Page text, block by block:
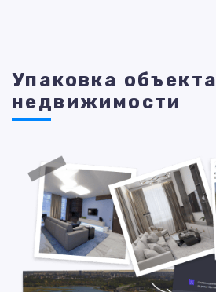
Упаковка объекта
недвижимости